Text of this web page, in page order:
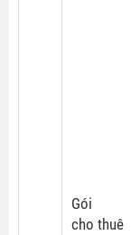
Gói
cho thuê